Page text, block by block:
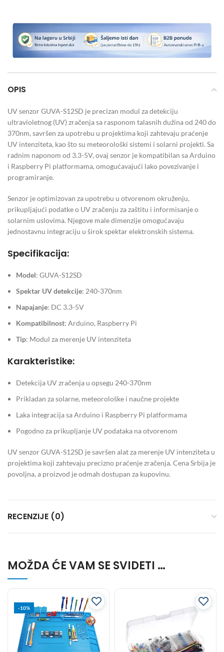
OPIS
UV senzor GUVA-S12SD je precizan modul za detekciju
ultravioletnog (UV) zračenja sa rasponom talasnih dužina od 240 do
370nm, savršen za upotrebu u projektima koji zahtevaju praćenje
UV intenziteta, kao što su meteorološki sistemi i solarni projekti. Sa
radnim naponom od 3.3-5V, ovaj senzor je kompatibilan sa Arduino
i Raspberry Pi platformama, omogućavajući lako povezivanje i
programiranje.
Senzor je optimizovan za upotrebu u otvorenom okruženju,
prikupljajući podatke o UV zračenju za zaštitu i informisanje o
solarnim uslovima. Njegove male dimenzije omogućavaju
jednostavnu integraciju u širok spektar elektronskih sistema.
Specifikacija:
Model: GUVA-S12SD
Spektar UV detekcije: 240-370nm
Napajanje: DC 3.3-5V
Kompatibilnost: Arduino, Raspberry Pi
Tip: Modul za merenje UV intenziteta
Karakteristike:
Detekcija UV zračenja u opsegu 240-370nm
Prikladan za solarne, meteorološke i naučne projekte
Laka integracija sa Arduino i Raspberry Pi platformama
Pogodno za prikupljanje UV podataka na otvorenom
UV senzor GUVA-S12SD je savršen alat za merenje UV intenziteta u
projektima koji zahtevaju precizno praćenje zračenja. Cena Srbija je
povoljna, a proizvod je odmah dostupan za kupovinu.
RECENZIJE (0)
MOŽDA ĆE VAM SE SVIDETI …
-10%